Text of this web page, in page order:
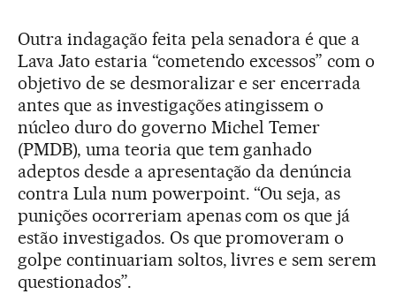
Outra indagação feita pela senadora é que a
Lava Jato estaria “cometendo excessos” com o
objetivo de se desmoralizar e ser encerrada
antes que as investigações atingissem o
núcleo duro do governo Michel Temer
(PMDB), uma teoria que tem ganhado
adeptos desde a apresentação da denúncia
contra Lula num powerpoint. “Ou seja, as
punições ocorreriam apenas com os que já
estão investigados. Os que promoveram o
golpe continuariam soltos, livres e sem serem
questionados”.